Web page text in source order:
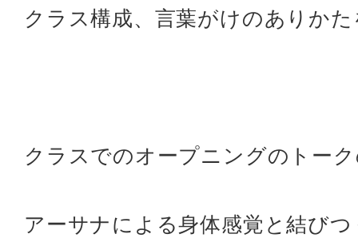
クラス構成、言葉がけのありか
クラスでのオープニングのトー
アーサナによる身体感覚と結び